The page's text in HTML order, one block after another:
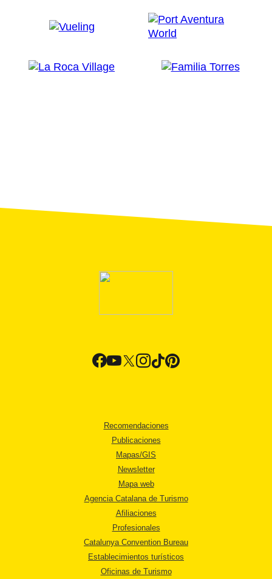
Recomendaciones
Publicaciones
Mapas/GIS
Newsletter
Mapa web
Agencia Catalana de Turismo
Afiliaciones
Profesionales
Catalunya Convention Bureau
Establecimientos turísticos
Oficinas de Turismo